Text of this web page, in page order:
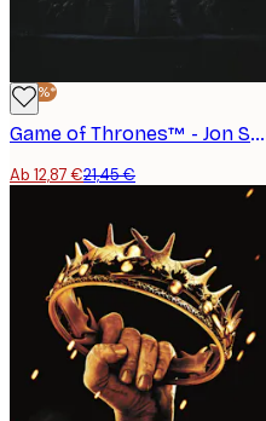
-40%*
Game of Thrones™ - Jon Snow on the Throne Poster
Ab 12,87 €21,45 €